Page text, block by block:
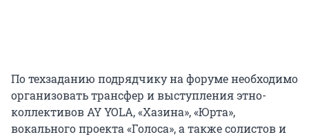
По техзаданию подрядчику на форуме необходимо
организовать трансфер и выступления этно-
коллективов AY YOLA, «Хазина», «Юрта»,
вокального проекта «Голоса», а также солистов и